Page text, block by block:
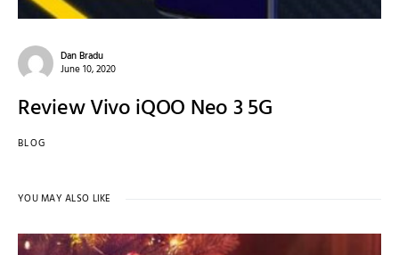
Dan Bradu
June 10, 2020
Review Vivo iQOO Neo 3 5G
BLOG
YOU MAY ALSO LIKE